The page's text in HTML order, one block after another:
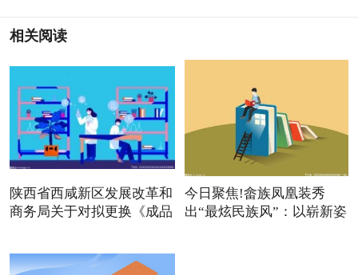
相关阅读
陕西省西咸新区发展改革和
商务局关于对拟更换《成品
今日聚焦!畲族凤凰装秀
出“最炫民族风”：以崭新姿